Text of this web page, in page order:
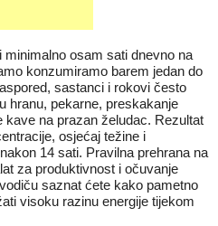
minimalno osam sati dnevno na
konzumiramo barem jedan do
sastanci i rokovi često
hranu, pekarne, preskakanje
kave na prazan želudac. Rezultat
osjećaj težine i
14 sati. Pravilna prehrana na
za produktivnost i očuvanje
saznat ćete kako pametno
visoku razinu energije tijekom